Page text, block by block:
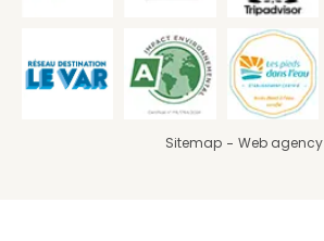
Sitemap Web agency